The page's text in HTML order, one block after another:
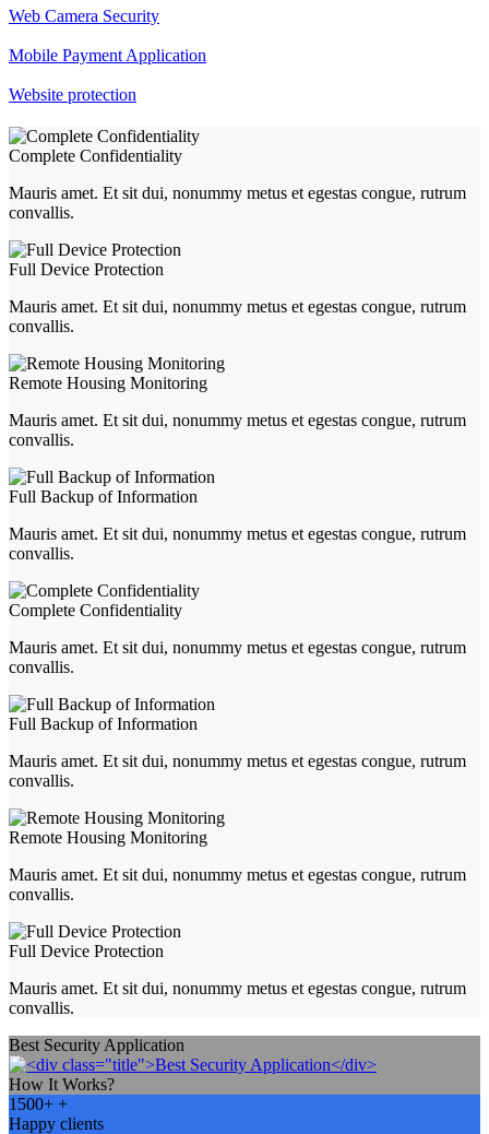
Web Camera Security
Mobile Payment Application
Website protection
Complete Confidentiality
Mauris amet. Et sit dui, nonummy metus et egestas congue, rutrum
convallis.
Full Device Protection
Mauris amet. Et sit dui, nonummy metus et egestas congue, rutrum
convallis.
Remote Housing Monitoring
Mauris amet. Et sit dui, nonummy metus et egestas congue, rutrum
convallis.
Full Backup of Information
Mauris amet. Et sit dui, nonummy metus et egestas congue, rutrum
convallis.
Complete Confidentiality
Mauris amet. Et sit dui, nonummy metus et egestas congue, rutrum
convallis.
Full Backup of Information
Mauris amet. Et sit dui, nonummy metus et egestas congue, rutrum
convallis.
Remote Housing Monitoring
Mauris amet. Et sit dui, nonummy metus et egestas congue, rutrum
convallis.
Full Device Protection
Mauris amet. Et sit dui, nonummy metus et egestas congue, rutrum
convallis.
Best Security Application
How It Works?
1500+ +
Happy clients